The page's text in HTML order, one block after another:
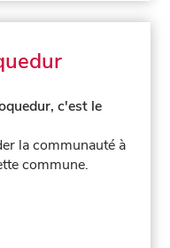
c'est le
la communauté à
commune.